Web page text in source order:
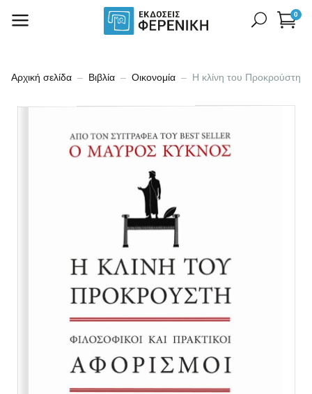
0
Αρχική σελίδα Βιβλία Οικονομία Η κλίνη του Προκρούστη